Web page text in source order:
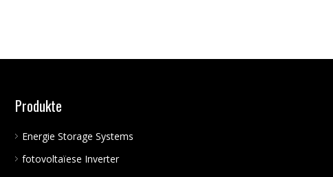
Produkte
Energie Storage Systems
fotovoltaïese Inverter